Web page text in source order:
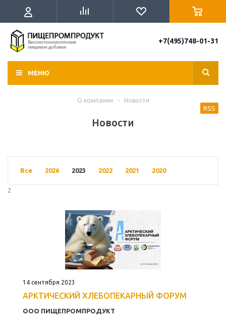
+7(495)748-01-31
МЕНЮ
О компании - Новости
Новости
RSS
Все 2026 2023 2022 2021 2020
2
14 сентября 2023
АРКТИЧЕСКИЙ ХЛЕБОПЕКАРНЫЙ ФОРУМ
ООО ПИЩЕПРОМПРОДУКТ